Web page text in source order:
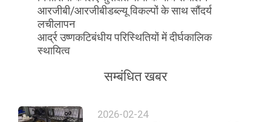
आरजीबी/आरजीबीडब्ल्यू विकल्पों के साथ सौंदर्य
लचीलापन
आर्द्र उष्णकटिबंधीय परिस्थितियों में दीर्घकालिक
स्थायित्व
सम्बंधित खबर
2026-02-24